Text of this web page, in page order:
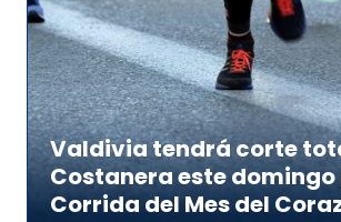
Valdivia tendrá corte
Costanera este
Corrida del Mes del